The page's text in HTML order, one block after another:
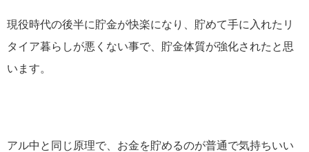
現役時代の後半に貯金が快楽になり、貯めて手に入れたリ
タイア暮らしが悪くない事で、貯金体質が強化されたと思
います。
アル中と同じ原理で、お金を貯めるのが普通で気持ちいい